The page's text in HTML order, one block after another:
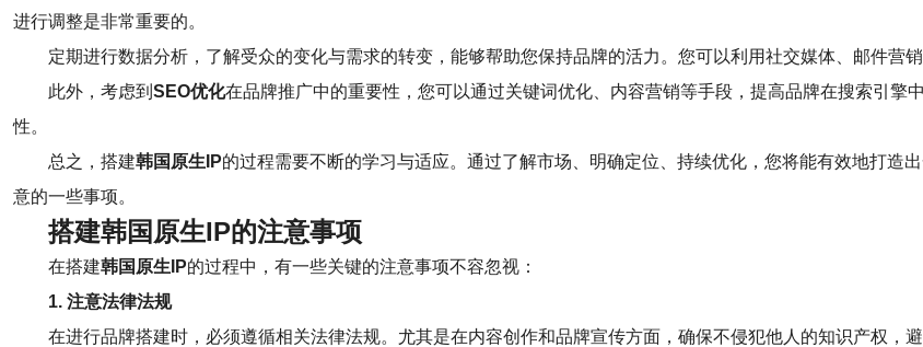
进行调整是非常重要的。
定期进行数据分析，了解受众的变化与需求的转变，能够帮助您保持品牌的活力。您可以利用社交媒体、邮件营
此外，考虑到 SEO优化在品牌推广中的重要性，您可以通过关键词优化、内容营销等手段，提高品牌在搜索引
性。
总之，搭建韩国原生IP的过程需要不断的学习与适应。通过了解市场、明确定位、持续优化，您将能有效地打造
意的一些事项。
搭建韩国原生IP的注意事项
在搭建韩国原生IP的过程中，有一些关键的注意事项不容忽视：
1. 注意法律法规
在进行品牌搭建时，必须遵循相关法律法规。尤其是在内容创作和品牌宣传方面，确保不侵犯他人的知识产权，